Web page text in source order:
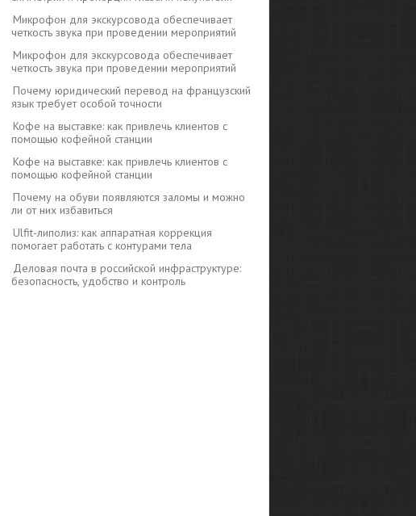
Микрофон для экскурсовода обеспечивает
четкость звука при проведении мероприятий
Микрофон для экскурсовода обеспечивает
четкость звука при проведении мероприятий
Почему юридический перевод на французский
язык требует особой точности
Кофе на выставке: как привлечь клиентов с
помощью кофейной станции
Кофе на выставке: как привлечь клиентов с
помощью кофейной станции
Почему на обуви появляются заломы и можно
ли от них избавиться
Ulfit-липолиз: как аппаратная коррекция
помогает работать с контурами тела
Деловая почта в российской инфраструктуре:
безопасность, удобство и контроль